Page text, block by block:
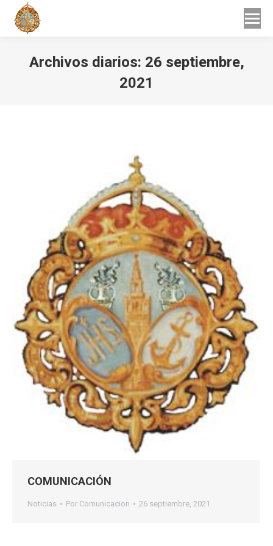
Archivos diarios: 26 septiembre,
2021
COMUNICACIÓN
Noticias Por Comunicacion 26 septiembre, 2021